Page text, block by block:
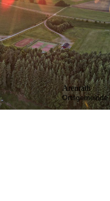
Arenrath
Ortsgemeinde